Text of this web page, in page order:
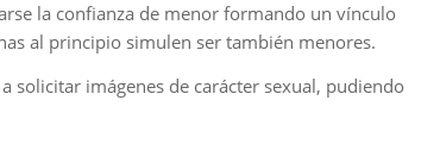
la confianza de menor formando un vínculo
al principio simulen ser también menores.
solicitar imágenes de carácter sexual, pudiendo